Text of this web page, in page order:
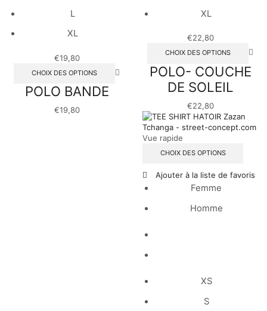
L
XL
€19,80
CHOIX DES OPTIONS
POLO BANDE
€19,80
XL
€22,80
CHOIX DES OPTIONS
POLO- COUCHE
DE SOLEIL
€22,80
Vue rapide
CHOIX DES OPTIONS
Ajouter à la liste de favoris
Femme
Homme
XS
S